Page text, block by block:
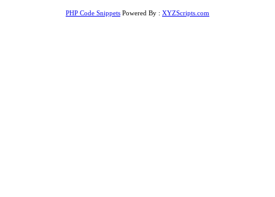
PHP Code Snippets Powered By : XYZScripts.com